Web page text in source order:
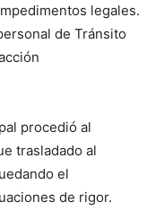
legales.
de Tránsito
procedió al
trasladado al
el
de rigor.